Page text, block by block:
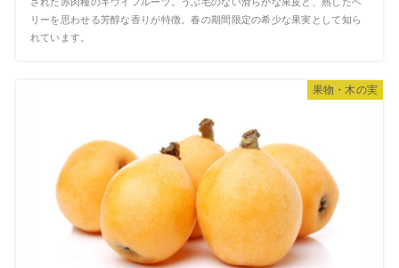
リーを思わせる芳醇な香りが特徴。春の期間限定の希少な果実として知ら
れています。
果物・木の実